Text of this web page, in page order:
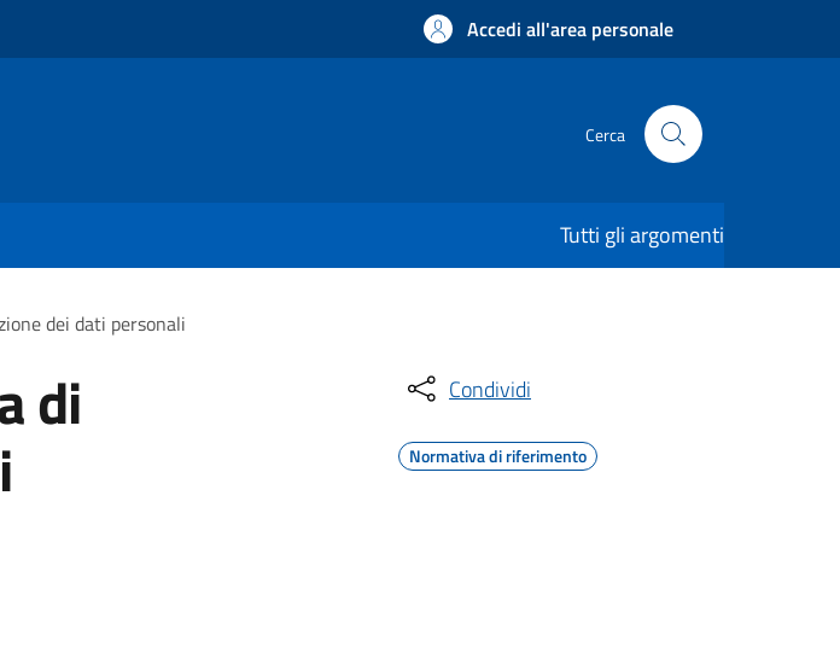
Accedi all'area personale
Cerca
Tutti gli argomenti
dei dati personali
di Condividi
Normativa di riferimento